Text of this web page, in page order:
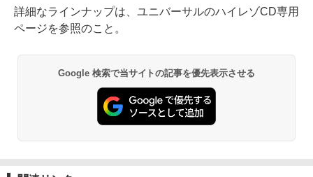
詳細なラインナップは、ユニバーサルのハイレゾCD専用
ページを参照のこと。
Google 検索で当サイトの記事を優先表示させる